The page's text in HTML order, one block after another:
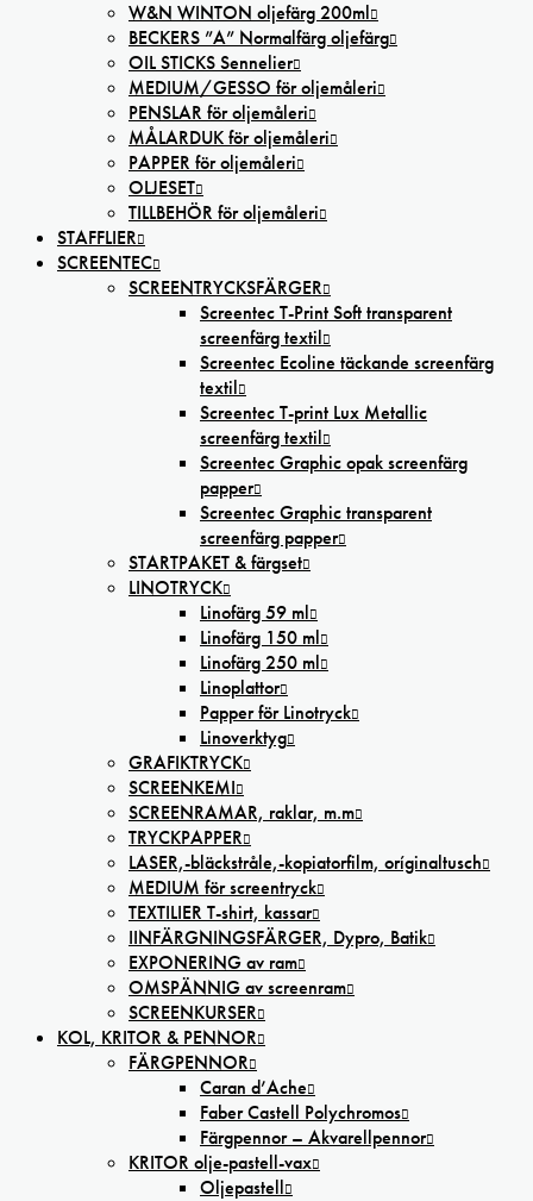
W&N WINTON oljefärg 200ml
BECKERS ”A” Normalfärg oljefärg
OIL STICKS Sennelier
MEDIUM/GESSO för oljemåleri
PENSLAR för oljemåleri
MÅLARDUK för oljemåleri
PAPPER för oljemåleri
OLJESET
TILLBEHÖR för oljemåleri
STAFFLIER
SCREENTEC
SCREENTRYCKSFÄRGER
Screentec T-Print Soft transparent
screenfärg textil
Screentec Ecoline täckande screenfärg
textil
Screentec T-print Lux Metallic
screenfärg textil
Screentec Graphic opak screenfärg
papper
Screentec Graphic transparent
screenfärg papper
STARTPAKET & färgset
LINOTRYCK
Linofärg 59 ml
Linofärg 150 ml
Linofärg 250 ml
Linoplattor
Papper för Linotryck
Linoverktyg
GRAFIKTRYCK
SCREENKEMI
SCREENRAMAR, raklar, m.m
TRYCKPAPPER
LASER,-bläckstråle,-kopiatorfilm, oríginaltusch
MEDIUM för screentryck
TEXTILIER T-shirt, kassar
IINFÄRGNINGSFÄRGER, Dypro, Batik
EXPONERING av ram
OMSPÄNNIG av screenram
SCREENKURSER
KOL, KRITOR & PENNOR
FÄRGPENNOR
Caran d’Ache
Faber Castell Polychromos
Färgpennor – Akvarellpennor
KRITOR olje-pastell-vax
Oljepastell